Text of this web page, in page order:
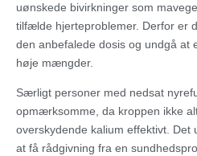
uønskede bivirkninger som
tilfælde hjerteproblemer. Derfor er
den anbefalede dosis og undgå at
høje mængder.
Særligt personer med nedsat
opmærksomme, da kroppen ikke
overskydende kalium effektivt. Det
at få rådgivning fra en